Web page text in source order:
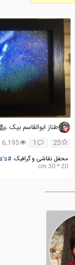
طناز ابوالقاسم بیک
25
1
6,195
محفل نقاشی و گرافیک #Nita's
20 * 30 cm